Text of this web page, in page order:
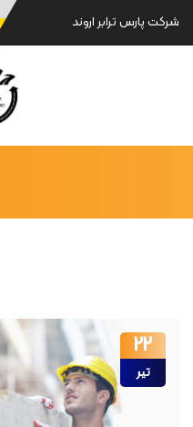
شرکت پارس ترابر اروند
22
تیر